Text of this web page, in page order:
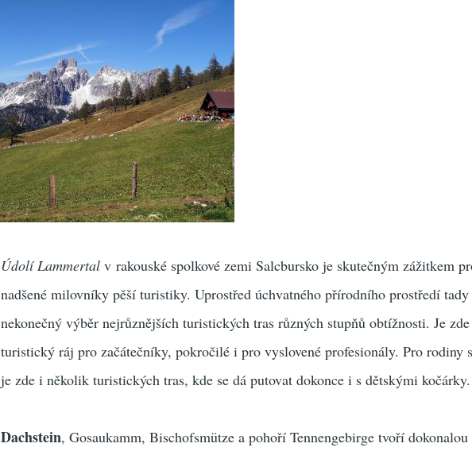
Údolí Lammertal v rakouské spolkové zemi Salcbursko je skutečným zážitkem
nadšené milovníky pěší turistiky. Uprostřed úchvatného přírodního prostředí
nekonečný výběr nejrůznějších turistických tras různých stupňů obtížnosti. Je
turistický ráj pro začátečníky, pokročilé i pro vyslovené profesionály. Pro rodiny
je zde i několik turistických tras, kde se dá putovat dokonce i s dětskými kočárky.
Dachstein, Gosaukamm, Bischofsmütze a pohoří Tennengebirge tvoří